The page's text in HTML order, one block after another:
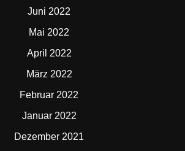
Juni 2022
Mai 2022
April 2022
März 2022
Februar 2022
Januar 2022
Dezember 2021